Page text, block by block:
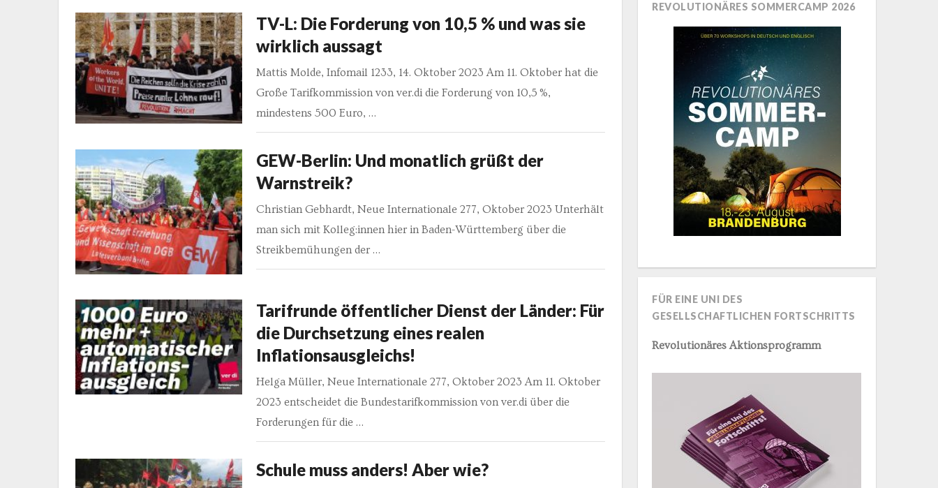
TV-L: Die Forderung von 10,5 % und was sie
wirklich aussagt
Mattis Molde, Infomail 1233, 14. Oktober 2023 Am 11. Oktober hat die
Große Tarifkommission von ver.di die Forderung von 10,5 %,
mindestens 500 Euro, …
GEW-Berlin: Und monatlich grüßt der
Warnstreik?
Christian Gebhardt, Neue Internationale 277, Oktober 2023 Unterhält
man sich mit Kolleg:innen hier in Baden-Württemberg über die
Streikbemühungen der …
Tarifrunde öffentlicher Dienst der Länder: Für
die Durchsetzung eines realen
Inflationsausgleichs!
Helga Müller, Neue Internationale 277, Oktober 2023 Am 11. Oktober
2023 entscheidet die Bundestarifkommission von ver.di über die
Forderungen für die …
Schule muss anders! Aber wie?
REVOLUTIONÄRES SOMMERCAMP 2026
FÜR EINE UNI DES
GESELLSCHAFTLICHEN FORTSCHRITTS
Revolutionäres Aktionsprogramm